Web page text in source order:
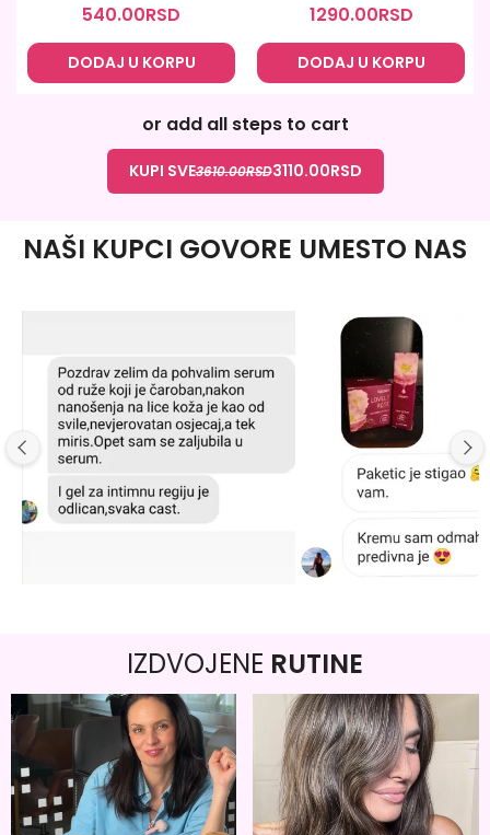
540.00RSD
DODAJ U KORPU
1290.00RSD
DODAJ U KORPU
or add all steps to cart
KUPI SVE3610.00RSD3110.00RSD
NAŠI KUPCI GOVORE UMESTO NAS
IZDVOJENE RUTINE